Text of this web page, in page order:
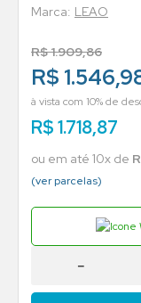
LEAO
R$1.909,86
R$
à vista com 10% de
R$1.718,87
ou em até 10x de
(ver parcelas)
－